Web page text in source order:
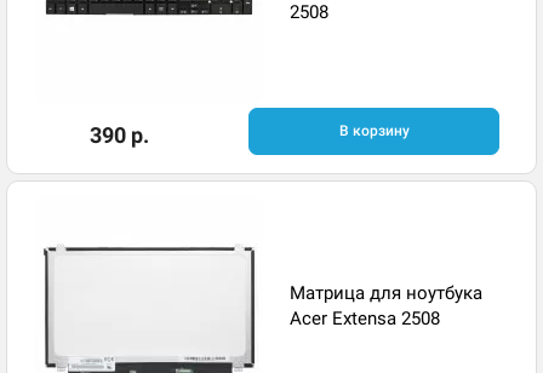
2508
390 р. В корзину
Матрица для ноутбука
Acer Extensa 2508